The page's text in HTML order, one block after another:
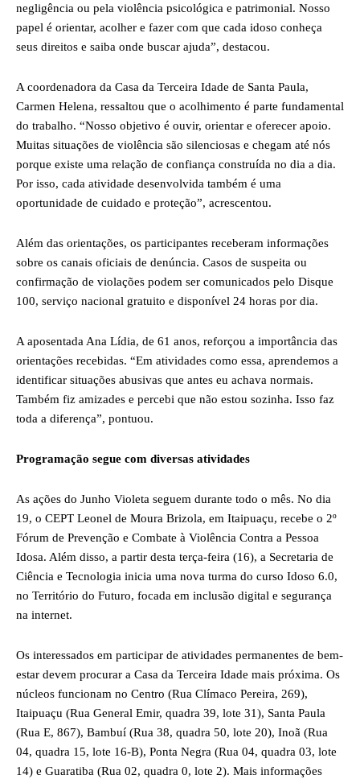
negligência ou pela violência psicológica e patrimonial. Nosso
papel é orientar, acolher e fazer com que cada idoso conheça
seus direitos e saiba onde buscar ajuda”, destacou.
A coordenadora da Casa da Terceira Idade de Santa Paula,
Carmen Helena, ressaltou que o acolhimento é parte fundamental
do trabalho. “Nosso objetivo é ouvir, orientar e oferecer apoio.
Muitas situações de violência são silenciosas e chegam até nós
porque existe uma relação de confiança construída no dia a dia.
Por isso, cada atividade desenvolvida também é uma
oportunidade de cuidado e proteção”, acrescentou.
Além das orientações, os participantes receberam informações
sobre os canais oficiais de denúncia. Casos de suspeita ou
confirmação de violações podem ser comunicados pelo Disque
100, serviço nacional gratuito e disponível 24 horas por dia.
A aposentada Ana Lídia, de 61 anos, reforçou a importância das
orientações recebidas. “Em atividades como essa, aprendemos a
identificar situações abusivas que antes eu achava normais.
Também fiz amizades e percebi que não estou sozinha. Isso faz
toda a diferença”, pontuou.
Programação segue com diversas atividades
As ações do Junho Violeta seguem durante todo o mês. No dia
19, o CEPT Leonel de Moura Brizola, em Itaipuaçu, recebe o 2º
Fórum de Prevenção e Combate à Violência Contra a Pessoa
Idosa. Além disso, a partir desta terça-feira (16), a Secretaria de
Ciência e Tecnologia inicia uma nova turma do curso Idoso 6.0,
no Território do Futuro, focada em inclusão digital e segurança
na internet.
Os interessados em participar de atividades permanentes de bem-
estar devem procurar a Casa da Terceira Idade mais próxima. Os
núcleos funcionam no Centro (Rua Clímaco Pereira, 269),
Itaipuaçu (Rua General Emir, quadra 39, lote 31), Santa Paula
(Rua E, 867), Bambuí (Rua 38, quadra 50, lote 20), Inoã (Rua
04, quadra 15, lote 16-B), Ponta Negra (Rua 04, quadra 03, lote
14) e Guaratiba (Rua 02, quadra 0, lote 2). Mais informações